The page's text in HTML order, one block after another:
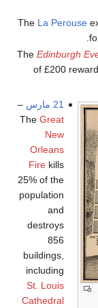
La Perouse
Edinburgh
of £200
21 مارس
–
TheGreat
New
Orleans
Fire kills
25% of the
population
and
destroys
856
buildings,
including
St. Louis
Cathedral